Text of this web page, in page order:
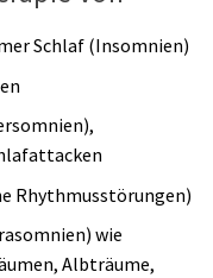
Schlaf (Insomnien)
Rhythmusstörungen)
wie
Albträume,